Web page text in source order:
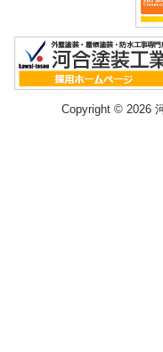
Copyright © 2026